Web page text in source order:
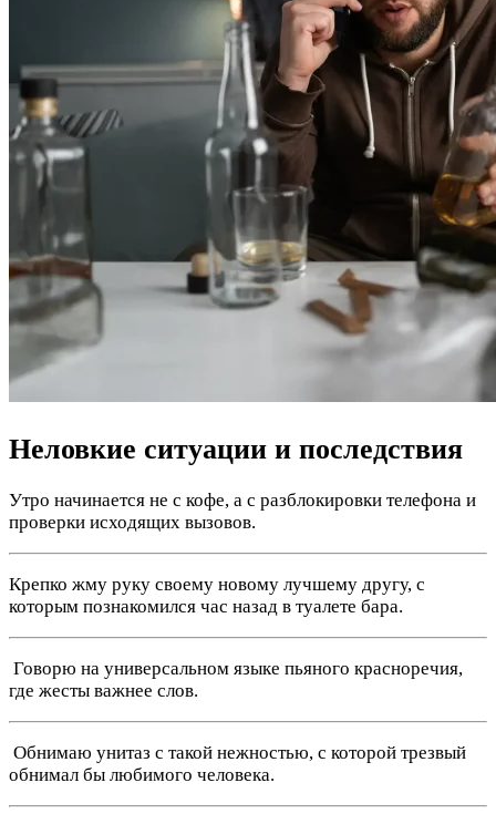
Неловкие ситуации и последствия
Утро начинается не с кофе, а с разблокировки телефона и
проверки исходящих вызовов.
Крепко жму руку своему новому лучшему другу, с
которым познакомился час назад в туалете бара.
️ Говорю на универсальном языке пьяного красноречия,
где жесты важнее слов.
️ Обнимаю унитаз с такой нежностью, с которой трезвый
обнимал бы любимого человека.